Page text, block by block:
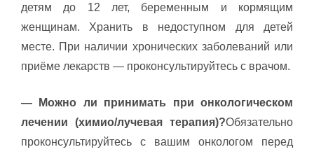
детям до 12 лет, беременным и кормящим
женщинам. Хранить в недоступном для детей
месте. При наличии хронических заболеваний или
приёме лекарств — проконсультируйтесь с врачом.
— Можно ли принимать при онкологическом
лечении (химио/лучевая терапия)?Обязательно
проконсультируйтесь с вашим онкологом перед